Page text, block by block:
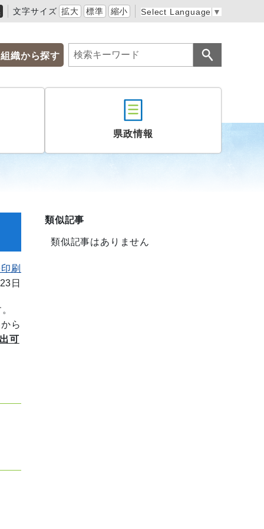
文字サイズ 拡大 標準 縮小 Select Language ▼
組織から探す
県政情報
刷
日
ら
可
類似記事
類似記事はありません